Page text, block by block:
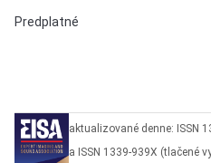
Predplatné
aktualizované denne: ISSN
a ISSN 1339-939X (tlačené